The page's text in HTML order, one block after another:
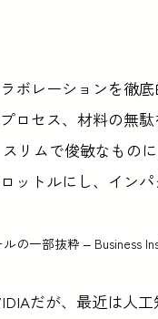
ボレーションを徹
ロセス、材料の無
リムで俊敏なもの
ットルにし、イン
の一部抜粋 – Business
だが、最近は人